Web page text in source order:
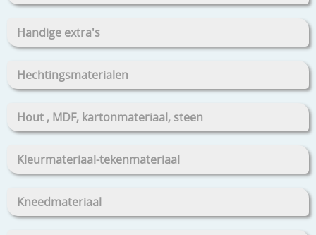
Handige extra's
Hechtingsmaterialen
Hout , MDF, kartonmateriaal, steen
Kleurmateriaal-tekenmateriaal
Kneedmateriaal